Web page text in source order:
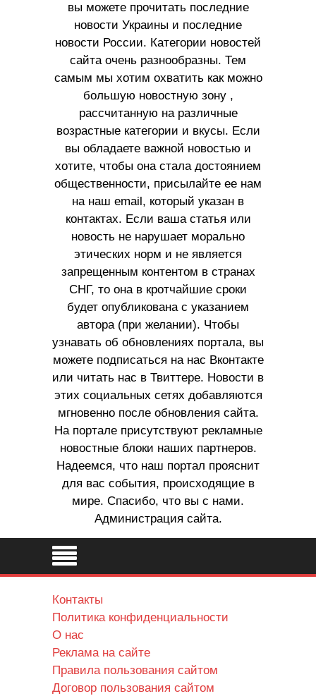
вы можете прочитать последние
новости Украины и последние
новости России. Категории новостей
сайта очень разнообразны. Тем
самым мы хотим охватить как можно
большую новостную зону ,
рассчитанную на различные
возрастные категории и вкусы. Если
вы обладаете важной новостью и
хотите, чтобы она стала достоянием
общественности, присылайте ее нам
на наш email, который указан в
контактах. Если ваша статья или
новость не нарушает морально
этических норм и не является
запрещенным контентом в странах
СНГ, то она в кротчайшие сроки
будет опубликована с указанием
автора (при желании). Чтобы
узнавать об обновлениях портала, вы
можете подписаться на нас Вконтакте
или читать нас в Твиттере. Новости в
этих социальных сетях добавляются
мгновенно после обновления сайта.
На портале присутствуют рекламные
новостные блоки наших партнеров.
Надеемся, что наш портал прояснит
для вас события, происходящие в
мире. Спасибо, что вы с нами.
Администрация сайта.
Контакты
Политика конфиденциальности
О нас
Реклама на сайте
Правила пользования сайтом
Договор пользования сайтом